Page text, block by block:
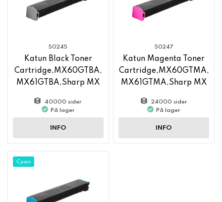
50245
Katun Black Toner
Cartridge,MX60GTBA,
MX61GTBA,Sharp MX
40000 sider
På lager
INFO
50247
Katun Magenta Toner
Cartridge,MX60GTMA,
MX61GTMA,Sharp MX
24000 sider
På lager
INFO
Cyan